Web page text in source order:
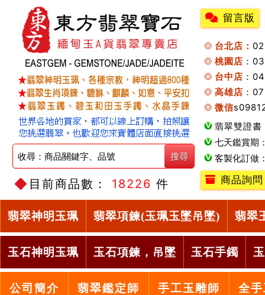
目前商品數： 18226 件
留言版
台北店：
桃園店 ：
台中店 ：
高雄店 ：
微信
翡翠雙證書
七天鑑賞期
客製化訂做
商品詢問
翡翠神明玉珮 翡翠項鍊(玉珮玉墜吊墜) 翡翠
玉石神明玉珮 玉石項鍊，吊墜 玉石手鐲
公司簡介 翡翠鑑定師 手工玉雕師 全